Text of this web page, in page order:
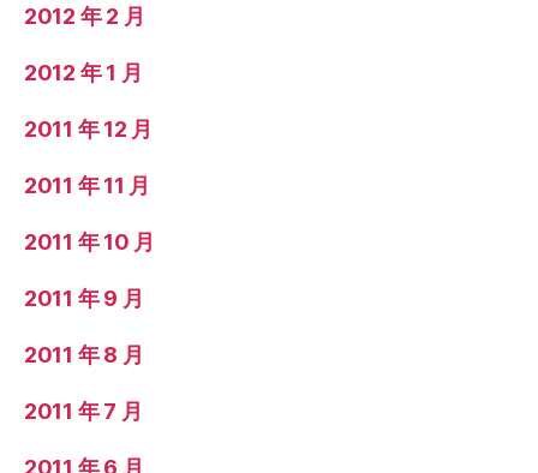
2012 年 2 月
2012 年 1 月
2011 年 12 月
2011 年 11 月
2011 年 10 月
2011 年 9 月
2011 年 8 月
2011 年 7 月
2011 年 6 月